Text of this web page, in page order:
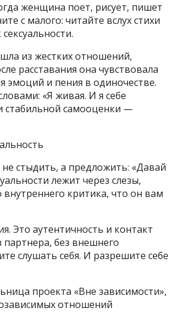
женщина поет, рисует, пишет
с малого: читайте вслух стихи
из жестких отношений,
расставания она чувствовала
эмоций и пения в одиночестве.
«Я живая. И я себе
стабильной самооценки —
стыдить, а предложить: «Давай
лежит через слезы,
критика, что он вам
Это аутентичность и контакт
без внешнего
слушать себя. И разрешите себе
проекта «Вне зависимости»,
отношений